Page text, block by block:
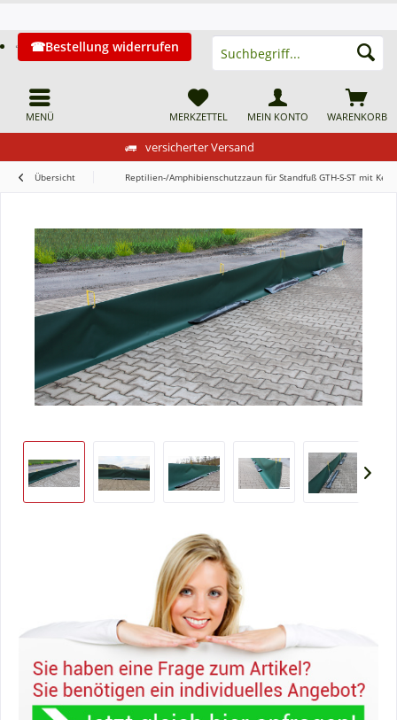
versicherter Versand
MENÜ
Bestellung widerrufen
WARENKORB
MERKZETTEL MEIN KONTO
Übersicht Reptilien-/Amphibienschutzzaun für Standfuß GTH-S-ST mit